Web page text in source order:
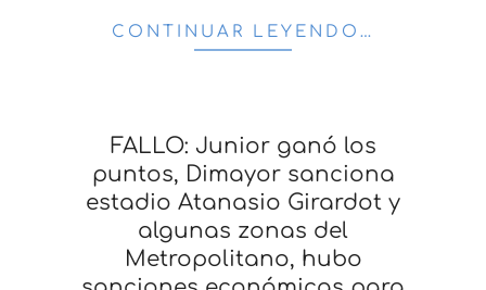
CONTINUAR LEYENDO…
FALLO: Junior ganó los
puntos, Dimayor sanciona
estadio Atanasio Girardot y
algunas zonas del
Metropolitano, hubo